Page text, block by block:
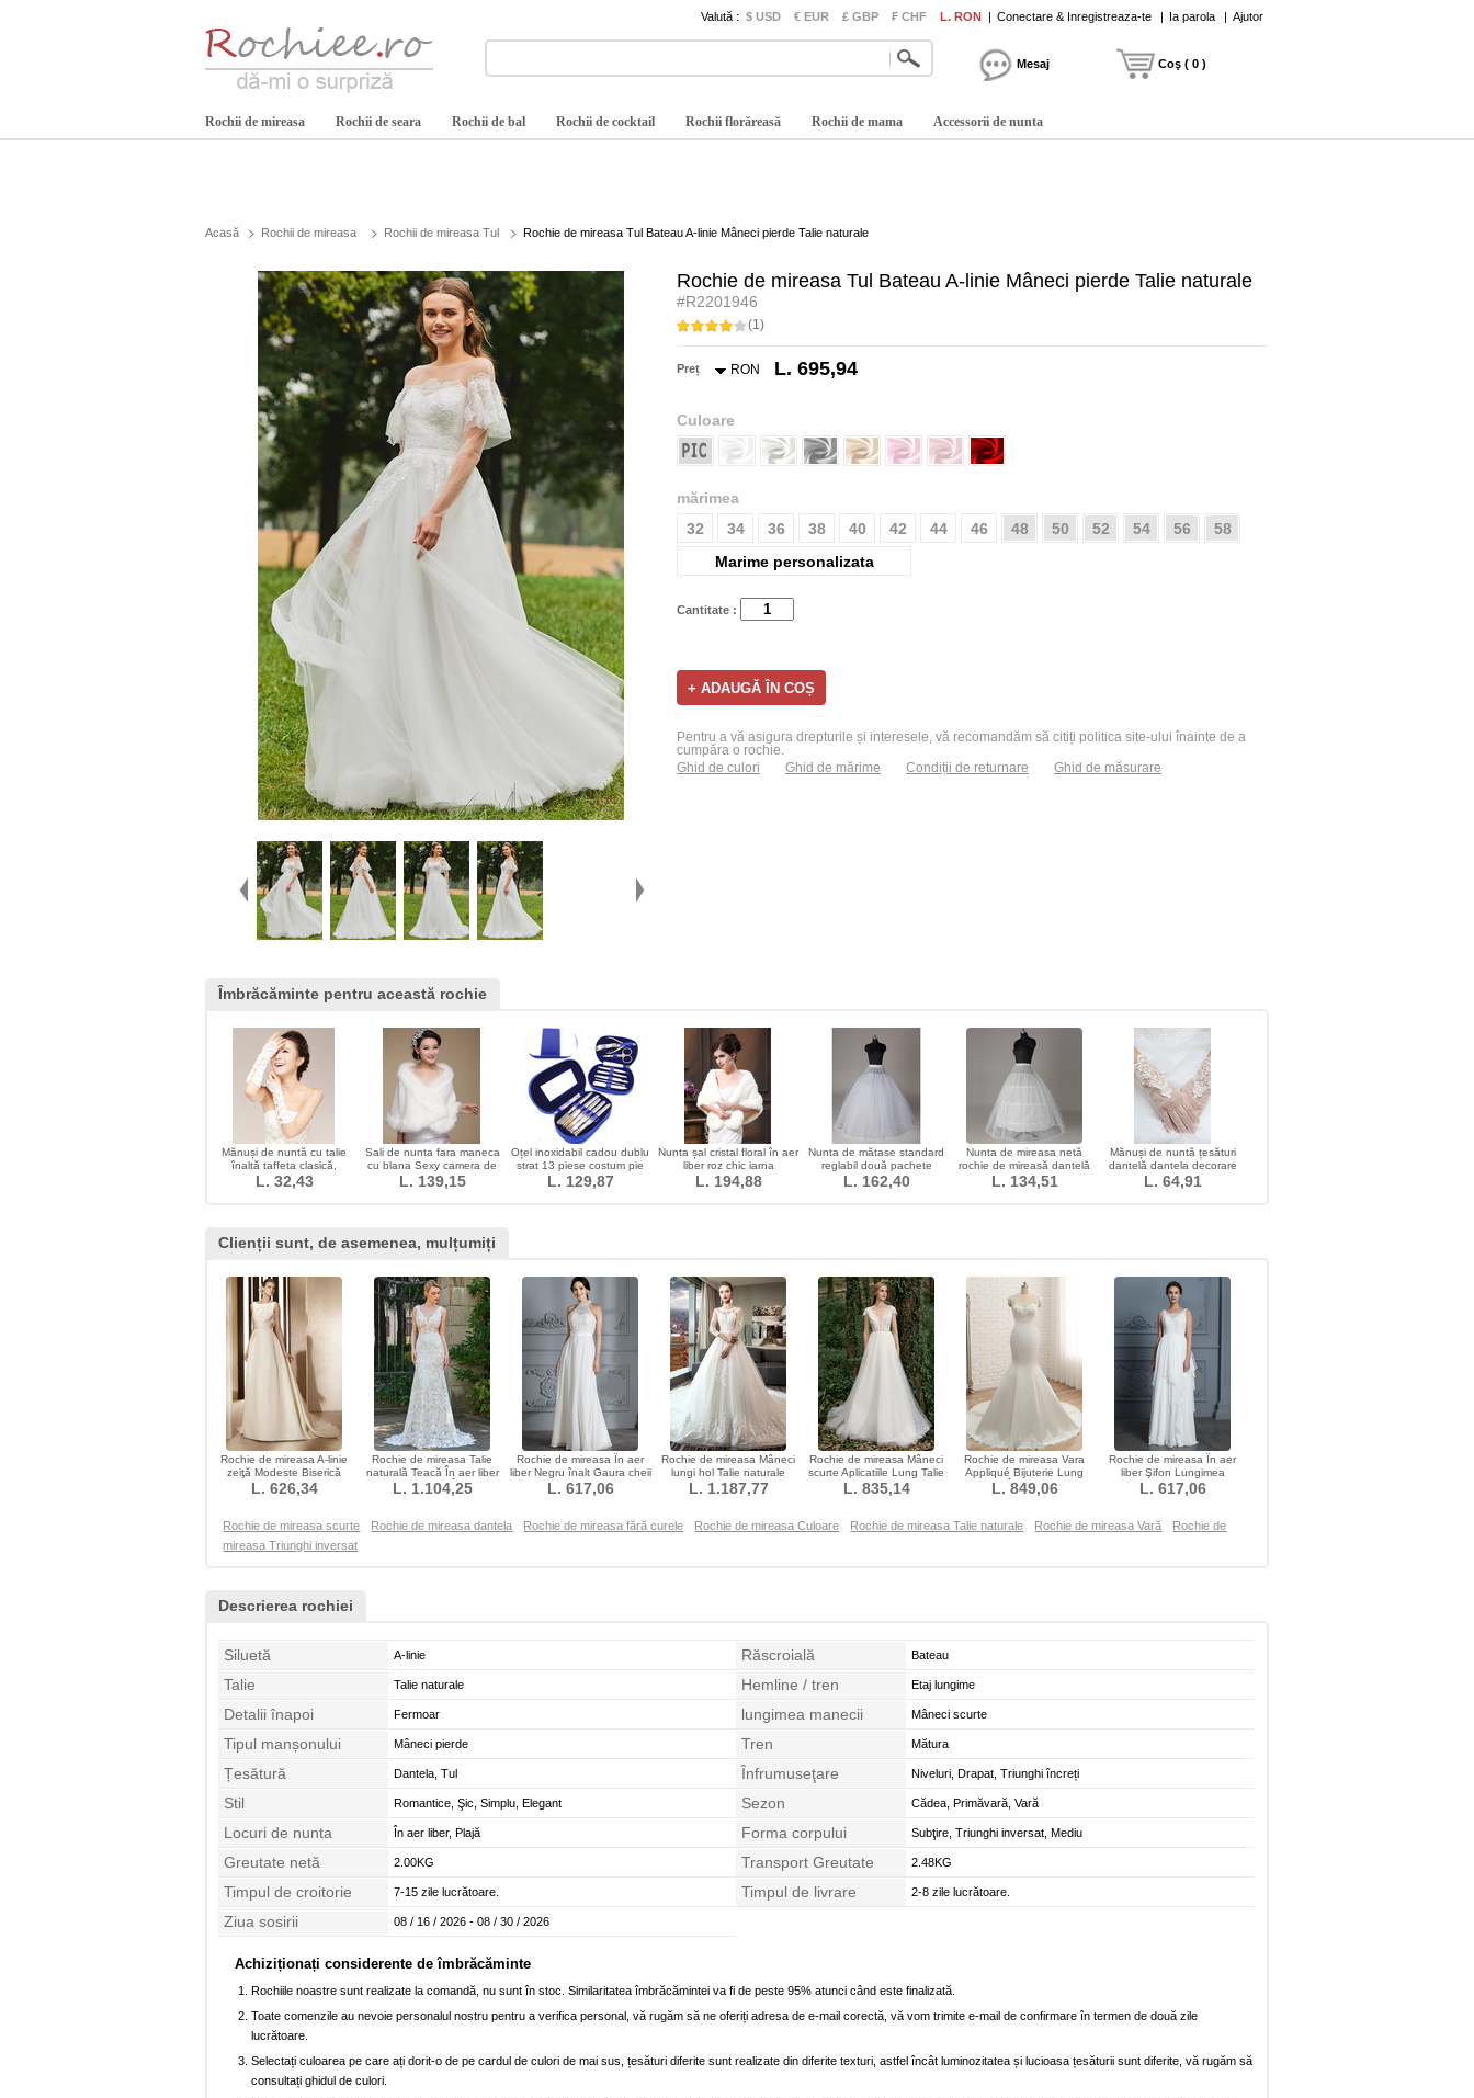
Valută : $ USD € EUR £ GBP ₣ CHF L. RON | Conectare & Inregistreaza-te | Ia parola | Ajutor
Mesaj Coş ( 0 )
Rochii de mireasa Rochii de seara Rochii de bal Rochii de cocktail Rochii florăreasă Rochii de mama Accessorii de nunta
Acasă Rochii de mireasa Rochii de mireasa Tul Rochie de mireasa Tul Bateau A-linie Mâneci pierde Talie naturale
Rochie de mireasa Tul Bateau A-linie Mâneci pierde Talie naturale
#R2201946
(1)
Preț RON L. 695,94
Culoare
mărimea
32
34 36 38 40 42 44 46 48 50 52 54 56
58
Marime personalizata
Cantitate :
Pentru a vă asigura drepturile și interesele, vă recomandăm să citiți politica site-ului înainte de a
cumpăra o rochie.
Ghid de culori
Ghid de mărime Condiții de returnare Ghid de măsurare
Îmbrăcăminte pentru această rochie
Mănuși de nuntă cu talie
înaltă taffeta clasică,
groasă, fără degete
L. 32,43
Sali de nunta fara maneca
cu blana Sexy camera de
iarnă
L. 139,15
Oțel inoxidabil cadou dublu
strat 13 piese costum pie
caz de unghii caz
L. 129,87
Nunta șal cristal floral în aer
liber roz chic iarna
L. 194,88
Nunta de mătase standard
reglabil două pachete
rochie de mireasă netă
L. 162,40
Nunta de mireasa netă
rochie de mireasă dantelă
tundere standard
L. 134,51
Mănuși de nuntă țesături
dantelă dantela decorare
dantela
L. 64,91
Clienții sunt, de asemenea, mulțumiți
Rochie de mireasa A-linie
zeiţă Modeste Biserică
Danila Fără mâneci
L. 626,34
Rochie de mireasa Talie
naturală Teacă În aer liber
Drapat Sheer Înapoi
L. 1.104,25
Rochie de mireasa În aer
liber Negru înalt Gaura cheii
înapoi
L. 617,06
Rochie de mireasa Mâneci
lungi hol Talie naturale
Bandaj Dantela
L. 1.187,77
Rochie de mireasa Mâneci
scurte Aplicatiile Lung Talie
naturale
L. 835,14
Rochie de mireasa Vara
Appliqué Bijuterie Lung
Sheer Înapoi Sirenă
L. 849,06
Rochie de mireasa În aer
liber Şifon Lungimea
podelei Fara spate
L. 617,06
Rochie de mireasa scurte Rochie de mireasa dantela Rochie de mireasa fără curele Rochie de mireasa Culoare Rochie de mireasa Talie naturale Rochie de mireasa Vară
Rochie de
mireasa Triunghi inversat
Descrierea rochiei
Siluetă A-linie Răscroială Bateau
Talie Talie naturale Hemline / tren Etaj lungime
Detalii înapoi Fermoar lungimea manecii Mâneci scurte
Tipul manșonului Mâneci pierde Tren Mătura
Țesătură Dantela, Tul Înfrumuseţare Niveluri, Drapat, Triunghi încreți
Stil Romantice, Şic, Simplu, Elegant Sezon Cădea, Primăvară, Vară
Locuri de nunta În aer liber, Plajă Forma corpului Subţire, Triunghi inversat, Mediu
Greutate netă 2.00KG Transport Greutate 2.48KG
Timpul de croitorie 7-15 zile lucrătoare. Timpul de livrare 2-8 zile lucrătoare.
Ziua sosirii 08 / 16 / 2026 - 08 / 30 / 2026
Achiziționați considerente de îmbrăcăminte
Rochiile noastre sunt realizate la comandă, nu sunt în stoc. Similaritatea îmbrăcămintei va fi de peste 95% atunci când este finalizată.
Toate comenzile au nevoie personalul nostru pentru a verifica personal, vă rugăm să ne oferiți adresa de e-mail corectă, vă vom trimite e-mail de confirmare în termen de două zile
lucrătoare.
Selectați culoarea pe care ați dorit-o de pe cardul de culori de mai sus, țesături diferite sunt realizate din diferite texturi, astfel încât luminozitatea și lucioasa țesăturii sunt diferite, vă rugăm să
consultați ghidul de culori.